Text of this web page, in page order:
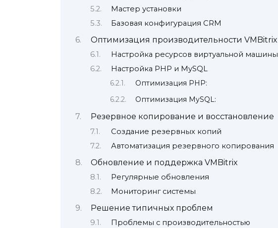
Мастер установки
Базовая конфигурация CRM
Оптимизация производительности VMBitrix
Настройка ресурсов виртуальной машины
Настройка PHP и MySQL
Оптимизация PHP:
Оптимизация MySQL:
Резервное копирование и восстановление
Создание резервных копий
Автоматизация резервного копирования
Обновление и поддержка VMBitrix
Регулярные обновления
Мониторинг системы
Решение типичных проблем
Проблемы с производительностью